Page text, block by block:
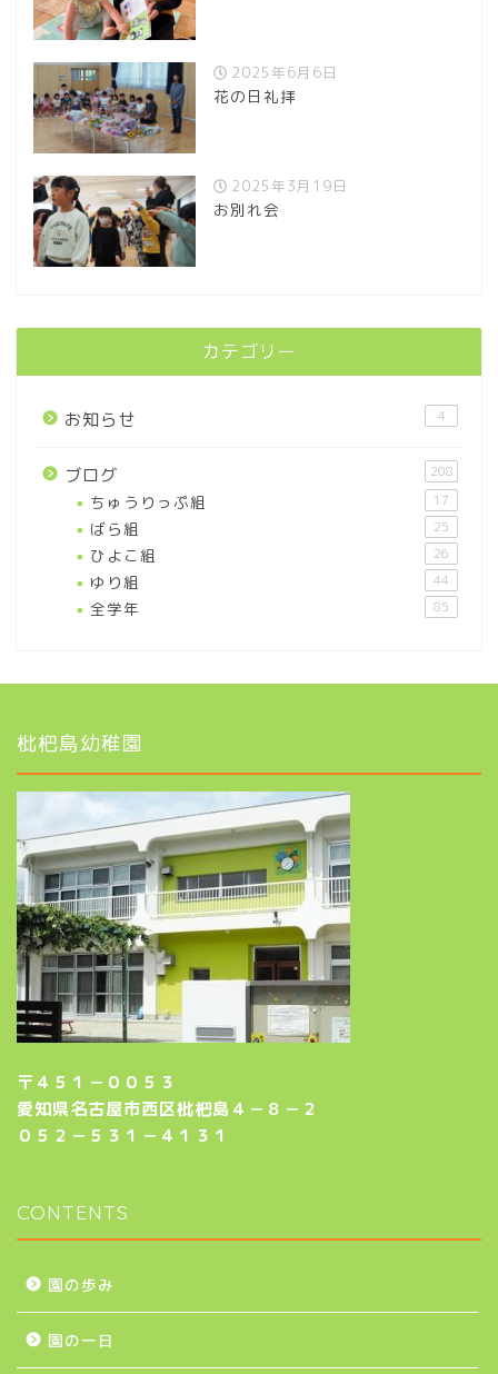
2025年6月6日
花の日礼拝
2025年3月19日
お別れ会
カテゴリー
お知らせ 4
ブログ 208
ちゅうりっぷ組 17
ばら組 25
ひよこ組 26
ゆり組 44
全学年 85
枇杷島幼稚園
〒４５１－００５３
愛知県名古屋市西区枇杷島４－８－２
０５２－５３１－４１３１
CONTENTS
園の歩み
園の一日